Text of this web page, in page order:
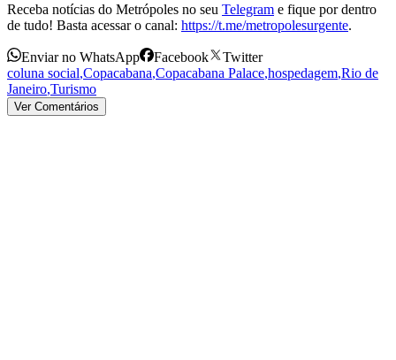
Receba notícias do Metrópoles no seu Telegram e fique por dentro
de tudo! Basta acessar o canal: https://t.me/metropolesurgente.
Enviar no WhatsApp Facebook
Twitter
coluna social,Copacabana,Copacabana Palace,hospedagem,Rio de
Janeiro,Turismo
Ver Comentários